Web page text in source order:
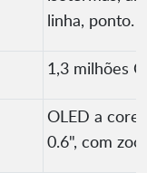
linha, ponto.
1,3 milhões
OLED a
0.6", com